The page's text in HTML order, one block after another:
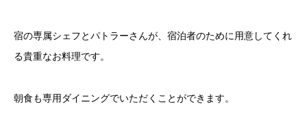
宿の専属シェフとパトラーさんが、宿泊者のために用意してくれ
る貴重なお料理です。
朝食も専用ダイニングでいただくことができます。